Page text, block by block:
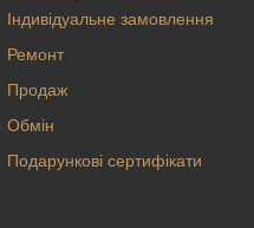
Індивідуальне замовлення
Ремонт
Продаж
Обмін
Подарункові сертифікати